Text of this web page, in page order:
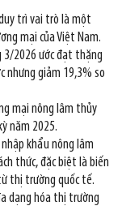
trì vai trò là một
mại của Việt Nam.
3/2026 ước đạt thặng
nhưng giảm 19,3% so
mại nông lâm thủy
năm 2025.
khẩu nông lâm
thức, đặc biệt là biến
thị trường quốc tế.
dạng hóa thị trường